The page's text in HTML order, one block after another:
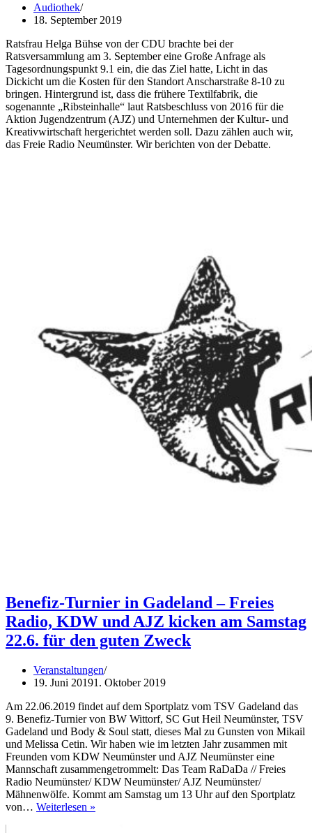
Audiothek
18. September 2019
Ratsfrau Helga Bühse von der CDU brachte bei der
Ratsversammlung am 3. September eine Große Anfrage als
Tagesordnungspunkt 9.1 ein, die das Ziel hatte, Licht in das
Dickicht um die Kosten für den Standort Anscharstraße 8-10 zu
bringen. Hintergrund ist, dass die frühere Textilfabrik, die
sogenannte „Ribsteinhalle“ laut Ratsbeschluss von 2016 für die
Aktion Jugendzentrum (AJZ) und Unternehmen der Kultur- und
Kreativwirtschaft hergerichtet werden soll. Dazu zählen auch wir,
das Freie Radio Neumünster. Wir berichten von der Debatte.
Benefiz-Turnier in Gadeland – Freies
Radio, KDW und AJZ kicken am Samstag
22.6. für den guten Zweck
Veranstaltungen
19. Juni 20191. Oktober 2019
Am 22.06.2019 findet auf dem Sportplatz vom TSV Gadeland das
9. Benefiz-Turnier von BW Wittorf, SC Gut Heil Neumünster, TSV
Gadeland und Body & Soul statt, dieses Mal zu Gunsten von Mikail
und Melissa Cetin. Wir haben wie im letzten Jahr zusammen mit
Freunden vom KDW Neumünster und AJZ Neumünster eine
Mannschaft zusammengetrommelt: Das Team RaDaDa // Freies
Radio Neumünster/ KDW Neumünster/ AJZ Neumünster/
Mähnenwölfe. Kommt am Samstag um 13 Uhr auf den Sportplatz
von… Weiterlesen »